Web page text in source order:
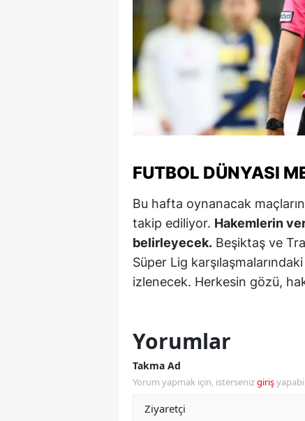
FUTBOL DÜNYASI
Bu hafta oynanacak
takip ediliyor. Hakemlerin
belirleyecek. Beşiktaş ve
Süper Lig
izlenecek. Herkesin gözü,
Yorumlar
Takma Ad
Yorum yapmak için, istersenizgiriş